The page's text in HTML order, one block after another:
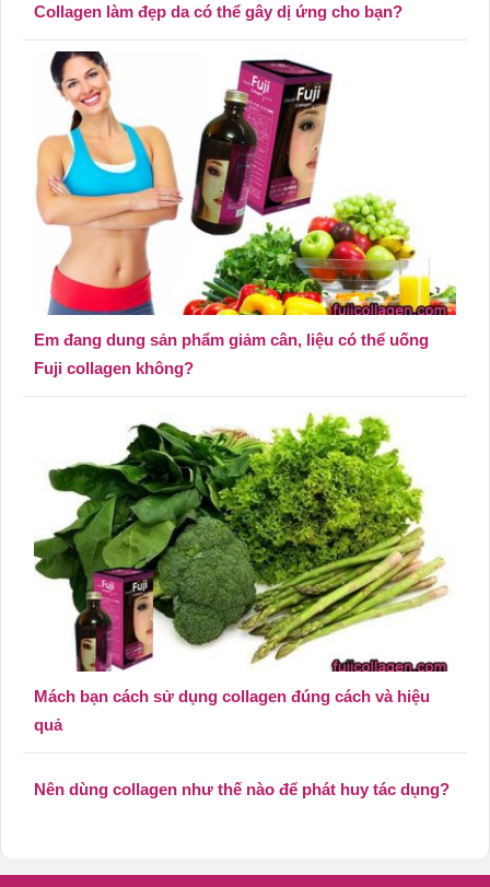
Collagen làm đẹp da có thể gây dị ứng cho bạn?
Em đang dung sản phẩm giảm cân, liệu có thể uống
Fuji collagen không?
Mách bạn cách sử dụng collagen đúng cách và hiệu
quả
Nên dùng collagen như thế nào để phát huy tác dụng?